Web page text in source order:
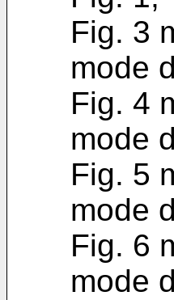
Fig. 3
mode
Fig. 4
mode
Fig. 5
mode
Fig. 6
mode